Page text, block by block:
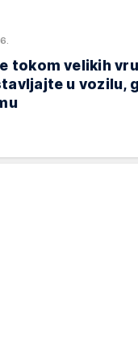
tokom velikih
u vozilu,